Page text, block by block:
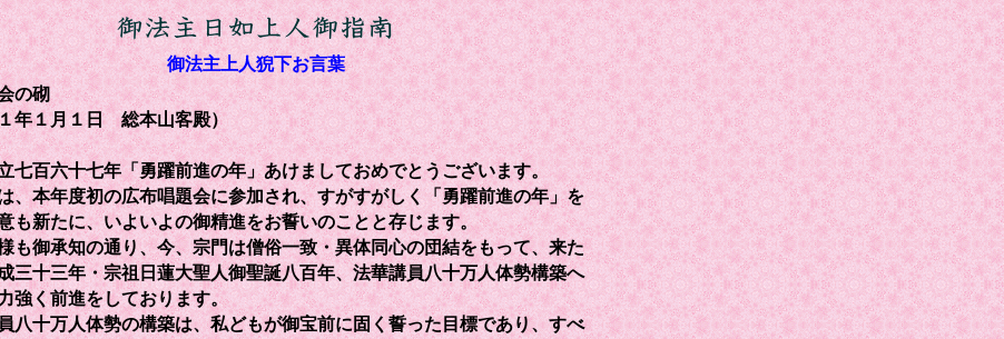
御法主上人猊下お言葉
の砌
年１月１日 総本山客殿）
百六十七年「勇躍前進の年」あけましておめでとうございます。
本年度初の広布唱題会に参加され、すがすがしく「勇躍前進の年」を
も新たに、いよいよの御精進をお誓いのことと存じます。
も御承知の通り、今、宗門は僧俗一致・異体同心の団結をもって、来た
三十三年・宗祖日蓮大聖人御聖誕八百年、法華講員八十万人体勢構築へ
強く前進をしております。
八十万人体勢の構築は、私どもが御宝前に固く誓った目標であり、すべ